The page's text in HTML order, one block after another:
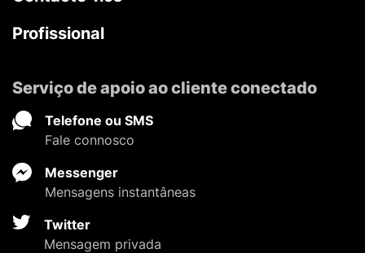
Profissional
Serviço de apoio ao cliente conectado
Telefone ou SMS
Fale connosco
Messenger
Mensagens instantâneas
Twitter
Mensagem privada